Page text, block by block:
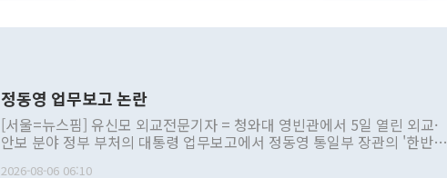
정동영 업무보고 논란
[서울=뉴스핌] 유신모 외교전문기자 = 청와대 영빈관에서 5일 열린 외교·
안보 분야 정부 부처의 대통령 업무보고에서 정동영 통일부 장관의 '한반도
2026-08-06 06:10